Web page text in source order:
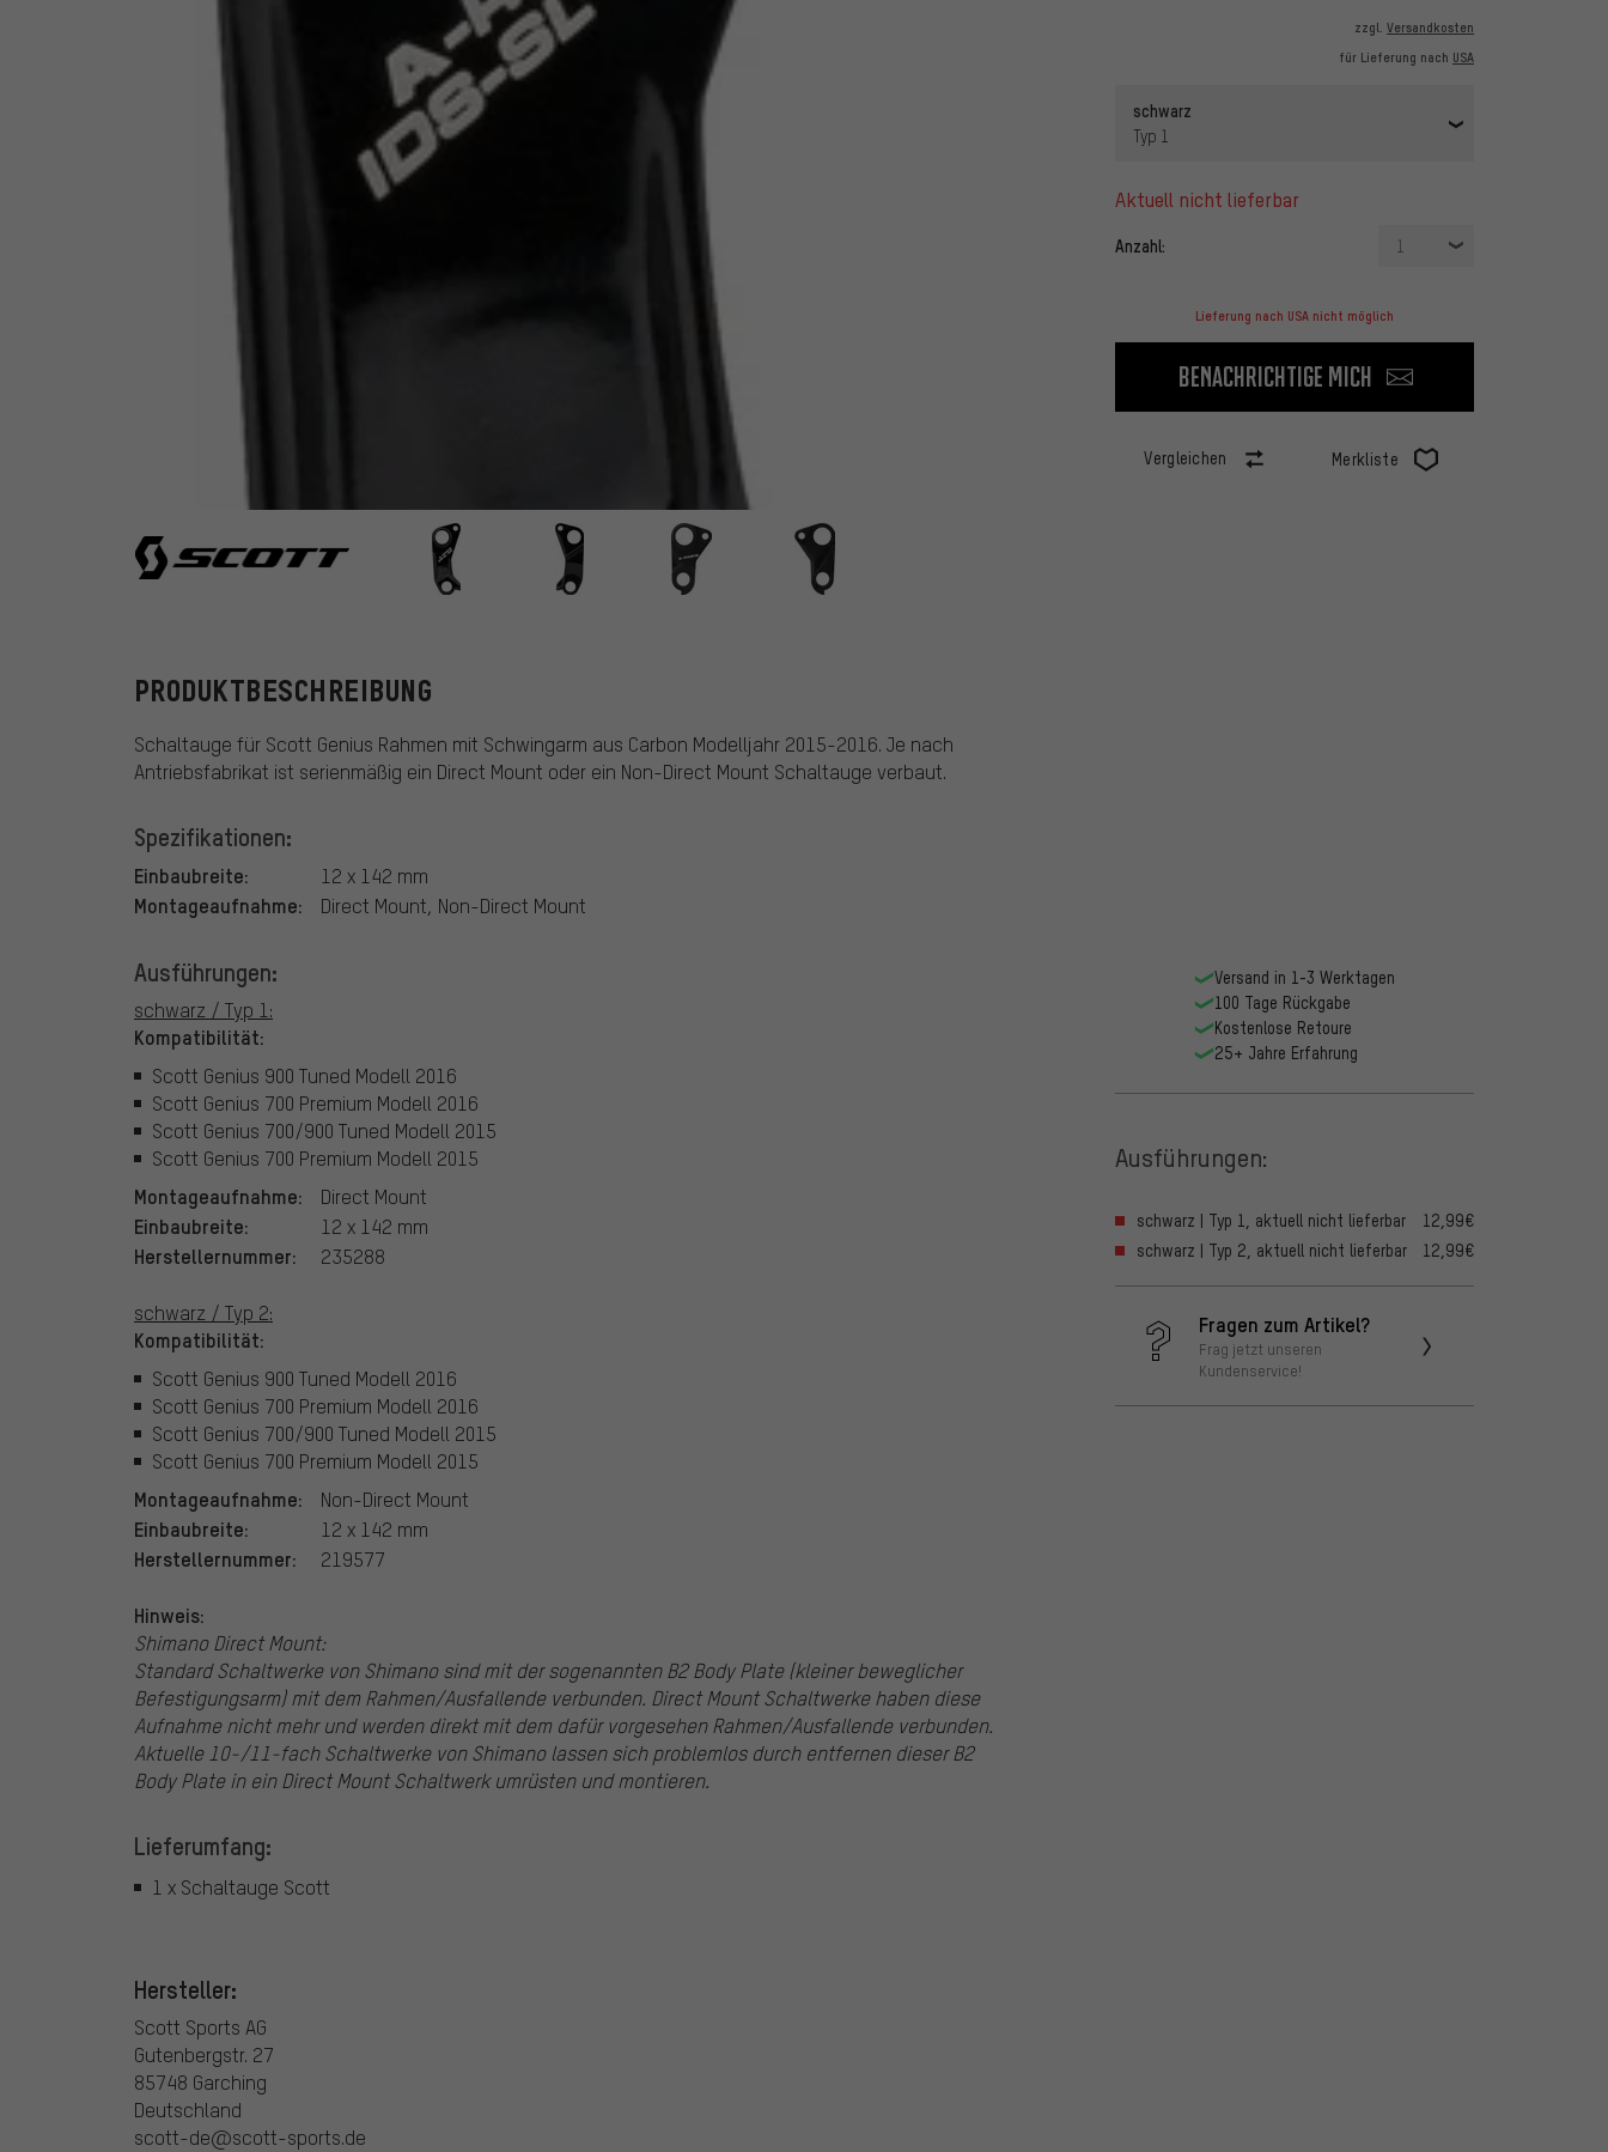
zzgl. Versandkosten
für Lieferung nach USA
schwarz
Typ 1
aktuell nicht lieferbar
Anzahl: 1
Lieferung nach USA nicht möglich
Benachrichtige mich
Vergleichen Merkliste
PRODUKTBESCHREIBUNG
Schaltauge für Scott Genius Rahmen mit Schwingarm aus Carbon Modelljahr 2015-2016. Je nach
Antriebsfabrikat ist serienmäßig ein Direct Mount oder ein Non-Direct Mount Schaltauge verbaut.
Spezifikationen:
Einbaubreite: 12 x 142 mm
Montageaufnahme: Direct Mount, Non-Direct Mount
Ausführungen:
schwarz / Typ 1:
Kompatibilität:
Scott Genius 900 Tuned Modell 2016
Scott Genius 700 Premium Modell 2016
Scott Genius 700/900 Tuned Modell 2015
Scott Genius 700 Premium Modell 2015
Montageaufnahme: Direct Mount
Einbaubreite: 12 x 142 mm
Herstellernummer: 235288
schwarz / Typ 2:
Kompatibilität:
Scott Genius 900 Tuned Modell 2016
Scott Genius 700 Premium Modell 2016
Scott Genius 700/900 Tuned Modell 2015
Scott Genius 700 Premium Modell 2015
Montageaufnahme: Non-Direct Mount
Einbaubreite: 12 x 142 mm
Herstellernummer: 219577
Hinweis:
Shimano Direct Mount:
Standard Schaltwerke von Shimano sind mit der sogenannten B2 Body Plate (kleiner beweglicher
Befestigungsarm) mit dem Rahmen/Ausfallende verbunden. Direct Mount Schaltwerke haben diese
Aufnahme nicht mehr und werden direkt mit dem dafür vorgesehen Rahmen/Ausfallende verbunden.
Aktuelle 10-/11-fach Schaltwerke von Shimano lassen sich problemlos durch entfernen dieser B2
Body Plate in ein Direct Mount Schaltwerk umrüsten und montieren.
Lieferumfang:
1 x Schaltauge Scott
Hersteller:
Scott Sports AG
Gutenbergstr. 27
85748 Garching
Deutschland
scott-de@scott-sports.de
Versand in 1-3 Werktagen
100 Tage Rückgabe
Kostenlose Retoure
25+ Jahre Erfahrung
Ausführungen:
schwarz | Typ 1, aktuell nicht lieferbar
12,99€
schwarz | Typ 2, aktuell nicht lieferbar
12,99€
Fragen zum Artikel?
Frag jetzt unseren
Kundenservice!